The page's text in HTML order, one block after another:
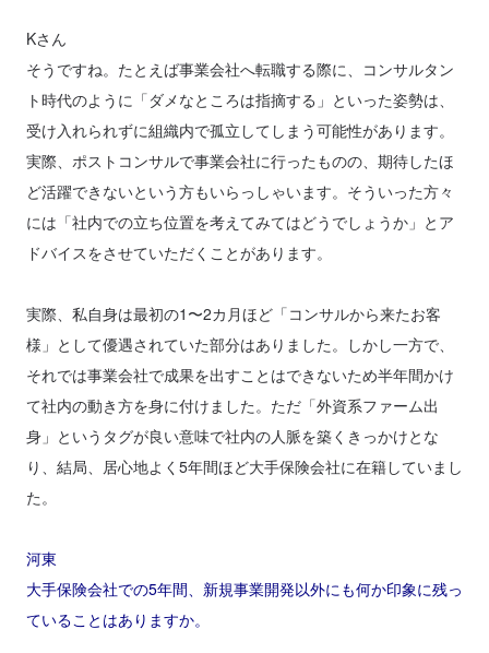
Kさん
そうですね。たとえば事業会社へ転職する際に、コンサルタン
ト時代のように「ダメなところは指摘する」といった姿勢は、
受け入れられずに組織内で孤立してしまう可能性があります。
実際、ポストコンサルで事業会社に行ったものの、期待したほ
ど活躍できないという方もいらっしゃいます。そういった方々
には「社内での立ち位置を考えてみてはどうでしょうか」とア
ドバイスをさせていただくことがあります。
実際、私自身は最初の1〜2カ月ほど「コンサルから来たお客
様」として優遇されていた部分はありました。しかし一方で、
それでは事業会社で成果を出すことはできないため半年間かけ
て社内の動き方を身に付けました。ただ「外資系ファーム出
身」というタグが良い意味で社内の人脈を築くきっかけとな
り、結局、居心地よく5年間ほど大手保険会社に在籍していまし
た。
河東
大手保険会社での5年間、新規事業開発以外にも何か印象に残っ
ていることはありますか。